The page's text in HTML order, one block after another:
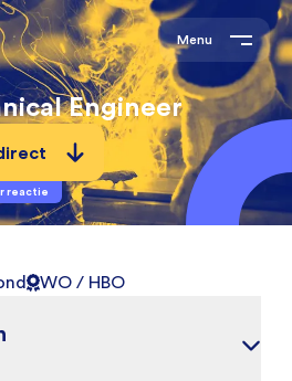
Menu
Engineer
reactie
WO / HBO